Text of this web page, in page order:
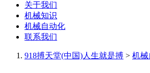
关于我们
机械知识
机械自动化
联系我们
918搏天堂(中国)人生就是搏 > 机